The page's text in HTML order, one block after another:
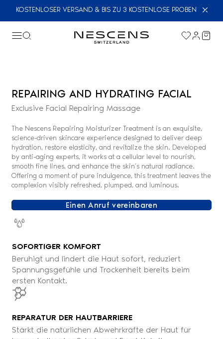
KOSTENLOSER VERSAND & BIS ZU 3 KOSTENLOSE PROBEN
REPAIRING AND HYDRATING FACIAL
Exclusive Facial Repairing Massage
The Nescens Repairing Moisturizer Treatment is an exquisite,
science-driven skincare experience designed to deliver deep
hydration, restore elasticity, and revitalize the skin. Developed
by anti-aging experts, it works at a cellular level to nourish,
smooth fine lines, and enhance the skin’s natural radiance.
Offering a moment of pure indulgence, this treatment leaves the
complexion visibly refreshed, plumped, and luminous.
Einen Anruf vereinbaren
SOFORTIGER KOMFORT
Beruhigt und lindert die Haut sofort, reduziert
Spannungsgefühle und Trockenheit bereits beim
ersten Kontakt.
REPARATUR DER HAUTBARRIERE
Stärkt die natürlichen Abwehrkräfte der Haut für